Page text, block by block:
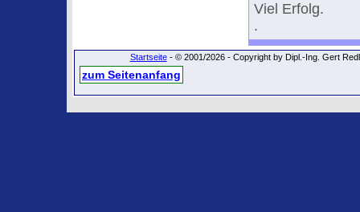
Viel Erfolg.
.
Startseite- © 2001/2026 - Copyright by Dipl.-Ing. Gert
zum Seitenanfang